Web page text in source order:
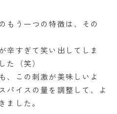
もう一つの特徴は、その
辛すぎて笑い出してしま
た（笑）
、この刺激が美味しいよ
パイスの量を調整して、よ
ました。